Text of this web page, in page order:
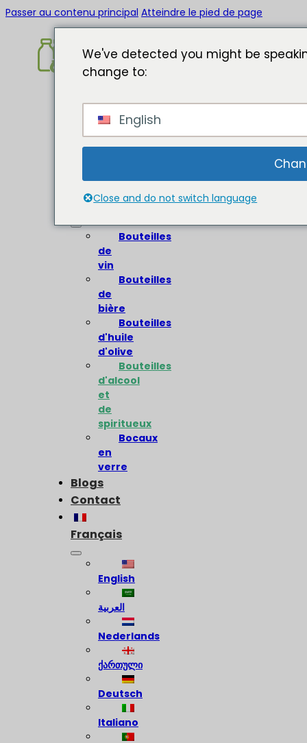
Passer au contenu principal Atteindre le pied de page
Accueil
propos
verre
Bouteilles
de
vin
Bouteilles
de
bière
Bouteilles
d'huile
d'olive
Bouteilles
d'alcool
et
de
spiritueux
Bocaux
en
verre
Blogs
Contact
Français
English
العربية
Nederlands
ქართული
Deutsch
Italiano
We've detected you might be
change to:
English
Close and do not switch language